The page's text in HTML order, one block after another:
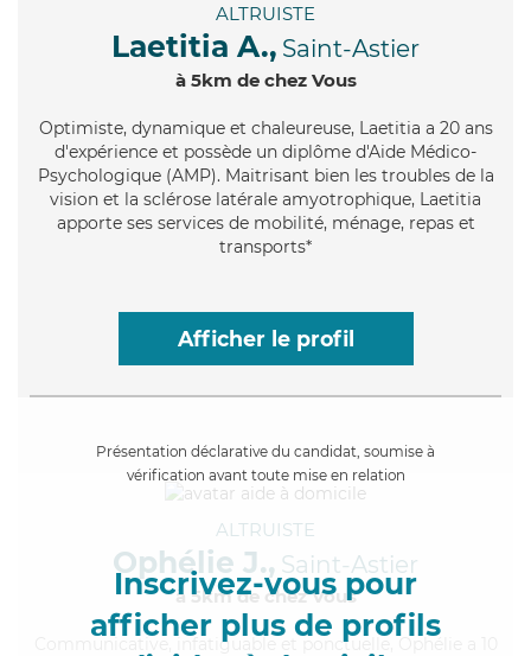
ALTRUISTE
Laetitia A., Saint-Astier
à 5km de chez Vous
Optimiste, dynamique et chaleureuse, Laetitia a 20 ans
d'expérience et possède un diplôme d'Aide Médico-
Psychologique (AMP). Maitrisant bien les troubles de la
vision et la sclérose latérale amyotrophique, Laetitia
apporte ses services de mobilité, ménage, repas et
transports*
Afficher le profil
Présentation déclarative du candidat, soumise à
vérification avant toute mise en relation
Inscrivez-vous pour
afficher plus de profils
ALTRUISTE
Ophélie J., Saint-Astier
à 5km de chez Vous
, infatiguable et ponctuelle, Ophélie a 10